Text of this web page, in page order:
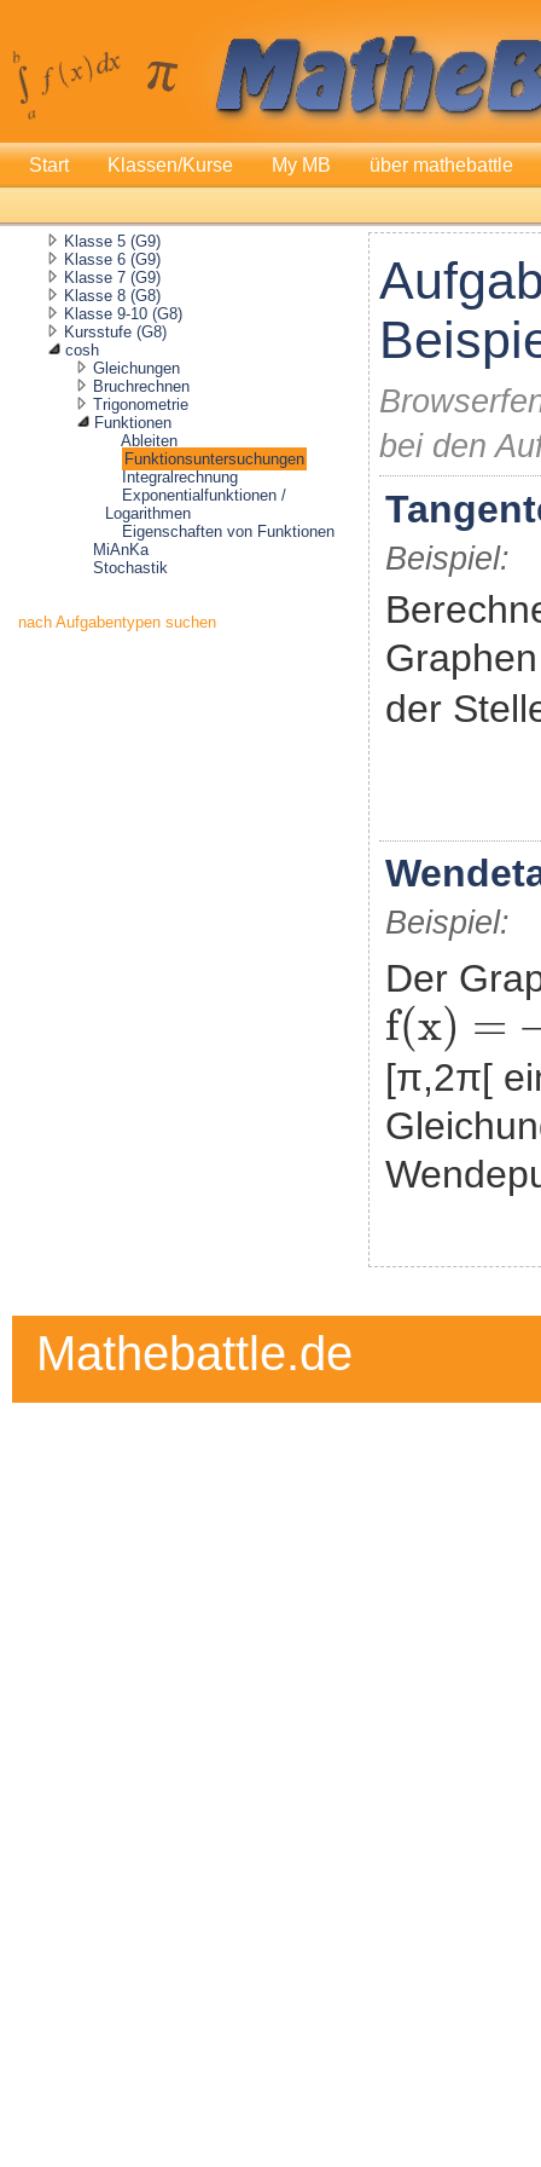
Start Klassen/Kurse My MB über mathebattle
Klasse 5 (G9)
Klasse 6 (G9)
Klasse 7 (G9)
Klasse 8 (G8)
Klasse 9-10 (G8)
Kursstufe (G8)
cosh
Gleichungen
Bruchrechnen
Trigonometrie
Funktionen
Ableiten
Funktionsuntersuchungen
Integralrechnung
Exponentialfunktionen /
Logarithmen
Eigenschaften von Funktionen
MiAnKa
Stochastik
nach Aufgabentypen suchen
bei den
Beispiel:
der
Beispiel:
Der
f(x) =
f(x)= -
[π,2π[
Mathebattle.de